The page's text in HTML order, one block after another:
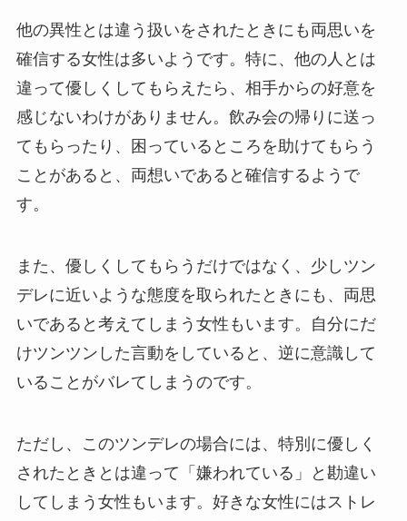
他の異性とは違う扱いをされたときにも両思いを
確信する女性は多いようです。特に、他の人とは
違って優しくしてもらえたら、相手からの好意を
感じないわけがありません。飲み会の帰りに送っ
てもらったり、困っているところを助けてもらう
ことがあると、両想いであると確信するようで
す。
また、優しくしてもらうだけではなく、少しツン
デレに近いような態度を取られたときにも、両思
いであると考えてしまう女性もいます。自分にだ
けツンツンした言動をしていると、逆に意識して
いることがバレてしまうのです。
ただし、このツンデレの場合には、特別に優しく
されたときとは違って「嫌われている」と勘違い
してしまう女性もいます。好きな女性にはストレ